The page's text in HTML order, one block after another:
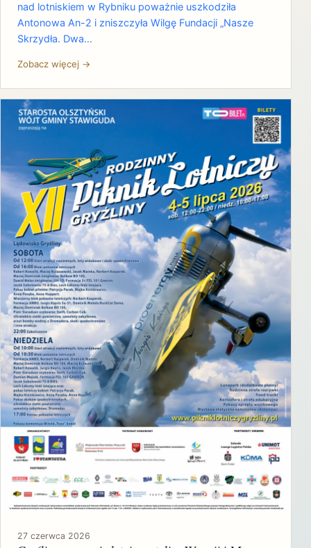
nad lotniskiem w Rybniku poważnie uszkodziła
Antonowa An-2 i zniszczyła Wilgę Fundacji „Nasze
Skrzydła. Dwa…
Zobacz więcej →
27 czerwca 2026